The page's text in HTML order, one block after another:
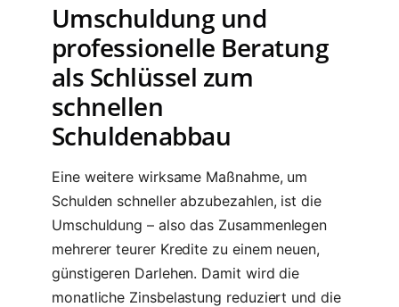
Umschuldung und
professionelle Beratung
als Schlüssel zum
schnellen
Schuldenabbau
Eine weitere wirksame Maßnahme, um
Schulden schneller abzubezahlen, ist die
Umschuldung – also das Zusammenlegen
mehrerer teurer Kredite zu einem neuen,
günstigeren Darlehen. Damit wird die
monatliche Zinsbelastung reduziert und die